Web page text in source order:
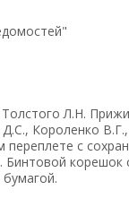
Л.Н.
Короленко
с
корешок